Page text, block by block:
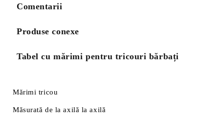
Comentarii
Produse conexe
Tabel cu mărimi pentru tricouri bărbați
Mărimi tricou
Măsurată de la axilă la axilă